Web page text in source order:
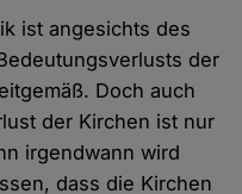
ist angesichts des
der
Doch auch
der Kirchen ist nur
irgendwann wird
dass die Kirchen